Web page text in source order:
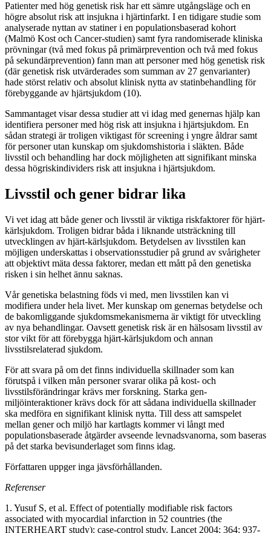
Patienter med hög genetisk risk har ett sämre utgångsläge och en
högre absolut risk att insjukna i hjärtinfarkt. I en tidigare studie som
analyserade nyttan av statiner i en populationsbaserad kohort
(Malmö Kost och Cancer-studien) samt fyra randomiserade kliniska
prövningar (två med fokus på primärprevention och två med fokus
på sekundärprevention) fann man att personer med hög genetisk risk
(där genetisk risk utvärderades som summan av 27 genvarianter)
hade störst relativ och absolut klinisk nytta av statinbehandling för
förebyggande av hjärtsjukdom (10).
Sammantaget visar dessa studier att vi idag med genernas hjälp kan
identifiera personer med hög risk att insjukna i hjärtsjukdom. En
sådan strategi är troligen viktigast för screening i yngre åldrar samt
för personer utan kunskap om sjukdomshistoria i släkten. Både
livsstil och behandling har dock möjligheten att signifikant minska
dessa högriskindividers risk att insjukna i hjärtsjukdom.
Livsstil och gener bidrar lika
Vi vet idag att både gener och livsstil är viktiga riskfaktorer för hjärt-
kärlsjukdom. Troligen bidrar båda i liknande utsträckning till
utvecklingen av hjärt-kärlsjukdom. Betydelsen av livsstilen kan
möjligen underskattas i observationsstudier på grund av svårigheter
att objektivt mäta dessa faktorer, medan ett mått på den genetiska
risken i sin helhet ännu saknas.
Vår genetiska belastning föds vi med, men livsstilen kan vi
modifiera under hela livet. Mer kunskap om genernas betydelse och
de bakomliggande sjukdomsmekanismerna är viktigt för utveckling
av nya behandlingar. Oavsett genetisk risk är en hälsosam livsstil av
stor vikt för att förebygga hjärt-kärlsjukdom och annan
livsstilsrelaterad sjukdom.
För att svara på om det finns individuella skillnader som kan
förutspå i vilken mån personer svarar olika på kost- och
livsstilsförändringar krävs mer forskning. Starka gen-
miljöinteraktioner krävs dock för att sådana individuella skillnader
ska medföra en signifikant klinisk nytta. Till dess att samspelet
mellan gener och miljö har kartlagts kommer vi långt med
populationsbaserade åtgärder avseende levnadsvanorna, som baseras
på det starka bevisunderlaget som finns idag.
Författaren uppger inga jävsförhållanden.
Referenser
1. Yusuf S, et al. Effect of potentially modifiable risk factors
associated with myocardial infarction in 52 countries (the
INTERHEART study): case-control study. Lancet 2004; 364: 937-